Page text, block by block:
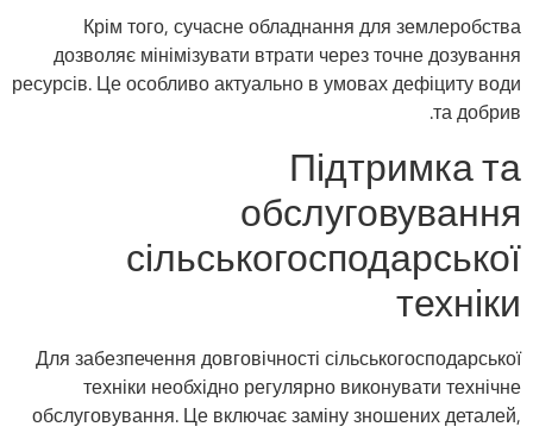
Крім того, сучасне обладнання для землеробства
дозволяє мінімізувати втрати через точне дозування
ресурсів. Це особливо актуально в умовах дефіциту води
та добрив.
Підтримка та
обслуговування
сільськогосподарської
техніки
Для забезпечення довговічності сільськогосподарської
техніки необхідно регулярно виконувати технічне
обслуговування. Це включає заміну зношених деталей,